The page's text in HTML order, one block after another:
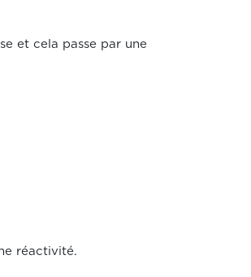
et cela passe par une
réactivité.